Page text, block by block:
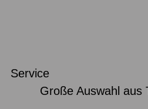
Service
Große Auswahl aus